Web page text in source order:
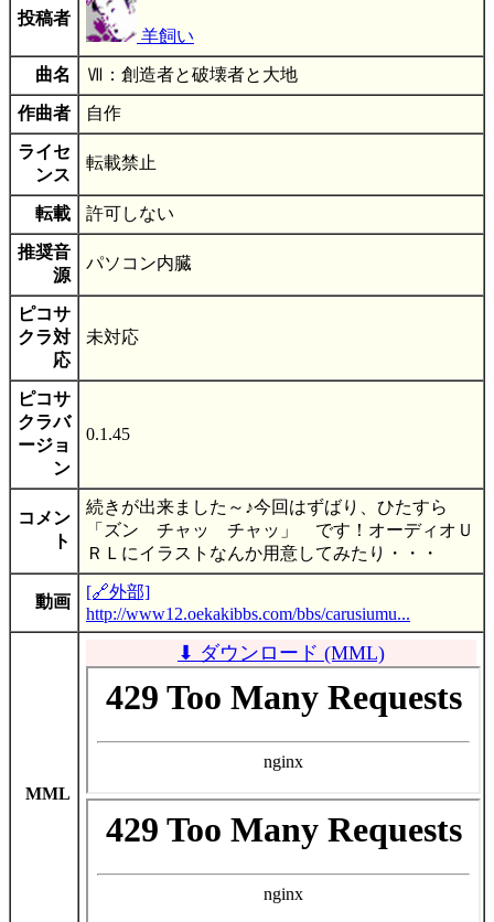
投稿者
羊飼い
曲名 Ⅶ：創造者と破壊者と大地
作曲者 自作
ライセ
ンス
転載禁止
転載 許可しない
推奨音
源
パソコン内臓
ピコサ
クラ対
応
未対応
ピコサ
クラバ
ージョ
ン
0.1.45
コメン
ト
続きが出来ました～♪今回はずばり、ひたすら
「ズン チャッ チャッ」 です！オーディオＵ
ＲＬにイラストなんか用意してみたり・・・
動画
[🔗外部]
http://www12.oekakibbs.com/bbs/carusiumu...
MML
⬇ ダウンロード (MML)